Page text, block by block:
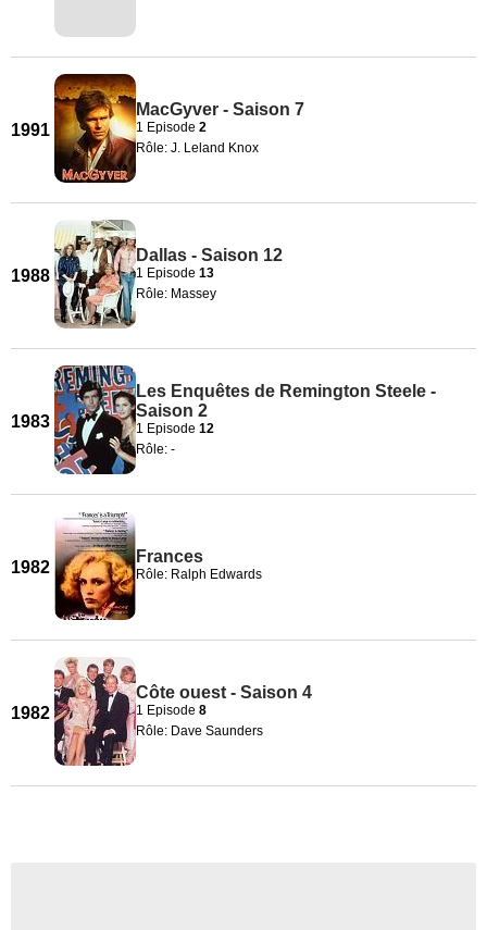
1991
MacGyver - Saison 7
1 Episode 2
Rôle: J. Leland Knox
1988
Dallas - Saison 12
1 Episode 13
Rôle: Massey
1983
Les Enquêtes de Remington Steele -
Saison 2
1 Episode 12
Rôle: -
1982
Frances
Rôle: Ralph Edwards
1982
Côte ouest - Saison 4
1 Episode 8
Rôle: Dave Saunders